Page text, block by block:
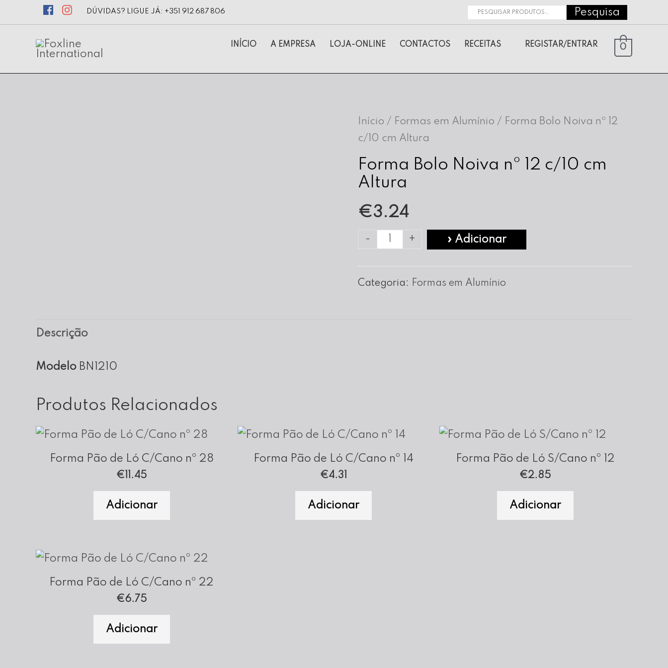
DÚVIDAS? LIGUE JÁ: +351 912 687 806
Pesquisar
Pesquisa
INÍCIO A EMPRESA LOJA-ONLINE CONTACTOS RECEITAS REGISTAR/ENTRAR 0
Início / Formas em Alumínio / Forma Bolo Noiva nº 12
c/10 cm Altura
Forma Bolo Noiva nº 12 c/10 cm
Altura
€3.24
-
Quantidade
+ » Adicionar
Categoria: Formas em Alumínio
Descrição
Modelo BN1210
Produtos Relacionados
Forma Pão de Ló C/Cano nº 28
€ 11.45
Adicionar
Forma Pão de Ló C/Cano nº 14
€4.31
Adicionar
Forma Pão de Ló S/Cano nº 12
€2.85
Adicionar
Forma Pão de Ló C/Cano nº 22
€6.75
Adicionar